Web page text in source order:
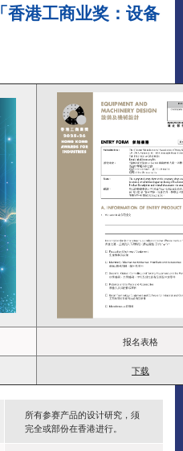
「香港工商业奖：设备
报名表格
下载
所有参赛产品的设计研究，须
完全或部份在香港进行。